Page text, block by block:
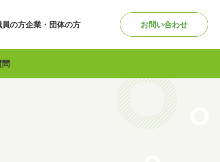
の方企業・団体の方 お問い合わせ